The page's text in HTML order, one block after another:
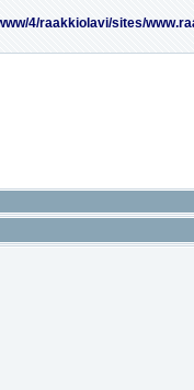
4/raakkiolavi/sites/